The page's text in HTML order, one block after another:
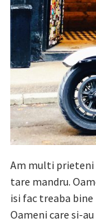
Am multi prieteni
tare mandru.
isi fac treaba
Oameni care si-